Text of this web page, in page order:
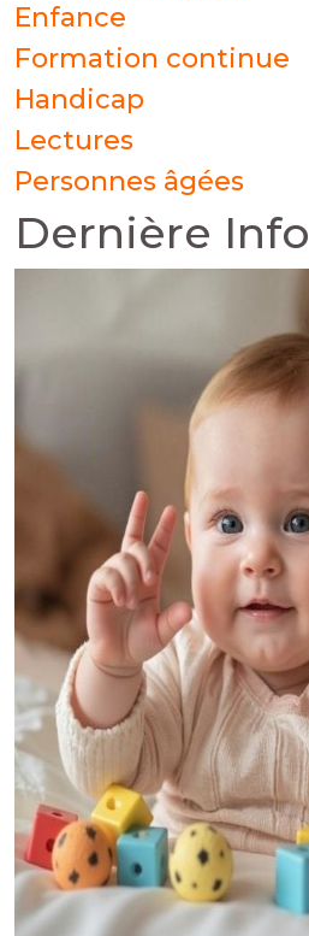
Enfance
Formation continue
Handicap
Lectures
Personnes âgées
Dernière Info